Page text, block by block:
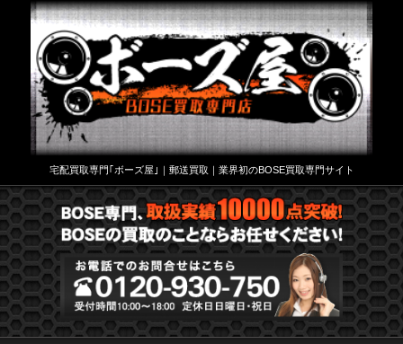
宅配買取専門｢ボーズ屋｣｜郵送買取｜業界初のBOSE買取専門サイト